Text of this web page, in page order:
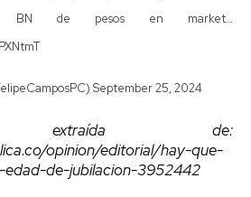
de pesos en market…
September 25, 2024
extraída de:
opinion/editorial/hay-que-
de-jubilacion-3952442